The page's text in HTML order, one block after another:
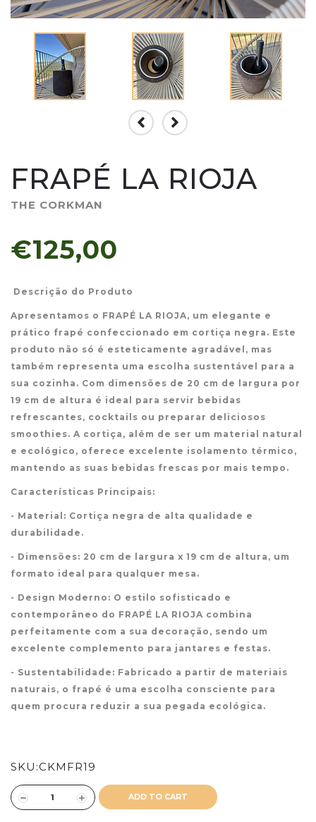
FRAPÉ LA RIOJA
THE CORKMAN
€125,00
Descrição do Produto
Apresentamos o FRAPÉ LA RIOJA, um elegante e
prático frapé confeccionado em cortiça negra. Este
produto não só é esteticamente agradável, mas
também representa uma escolha sustentável para a
sua cozinha. Com dimensões de 20 cm de largura por
19 cm de altura é ideal para servir bebidas
refrescantes, cocktails ou preparar deliciosos
smoothies. A cortiça, além de ser um material natural
e ecológico, oferece excelente isolamento térmico,
mantendo as suas bebidas frescas por mais tempo.
Características Principais:
- Material: Cortiça negra de alta qualidade e
durabilidade.
- Dimensões: 20 cm de largura x 19 cm de altura, um
formato ideal para qualquer mesa.
- Design Moderno: O estilo sofisticado e
contemporâneo do FRAPÉ LA RIOJA combina
perfeitamente com a sua decoração, sendo um
excelente complemento para jantares e festas.
- Sustentabilidade: Fabricado a partir de materiais
naturais, o frapé é uma escolha consciente para
quem procura reduzir a sua pegada ecológica.
SKU:CKMFR19
ADD TO CART